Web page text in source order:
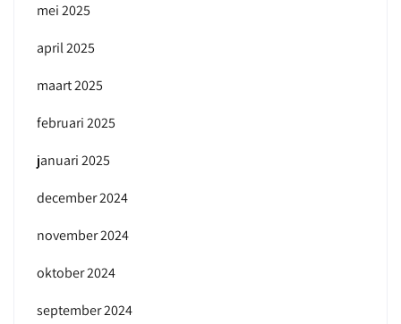
mei 2025
april 2025
maart 2025
februari 2025
januari 2025
december 2024
november 2024
oktober 2024
september 2024